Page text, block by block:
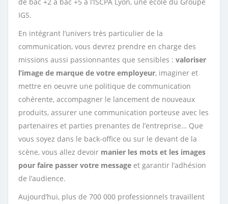
IGS.
En intégrant l’univers très particulier de la
communication, vous devrez prendre en charge des
missions aussi passionnantes que sensibles : valoriser
l’image de marque de votre employeur, imaginer et
mettre en oeuvre une politique de communication
cohérente, accompagner le lancement de nouveaux
produits, assurer une communication porteuse avec les
partenaires et parties prenantes de l’entreprise… Que
vous soyez dans le back-office ou sur le devant de la
scène, vous allez devoir manier les mots et les images
pour faire passer votre message et garantir l’adhésion
de l’audience.
Aujourd’hui, plus de 700 000 professionnels travaillent